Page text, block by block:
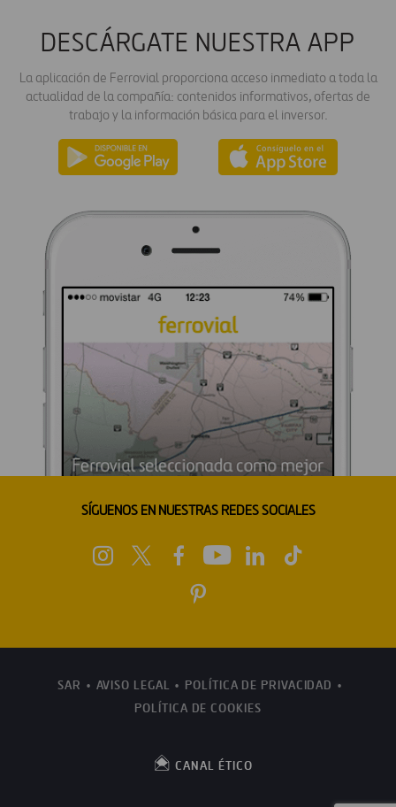
DESCÁRGATE NUESTRA APP
La aplicación de Ferrovial proporciona acceso inmediato a toda la
actualidad de la compañía: contenidos informativos, ofertas de
trabajo y la información básica para el inversor.
SÍGUENOS EN NUESTRAS REDES SOCIALES
SAR AVISO LEGAL
POLÍTICA DE PRIVACIDAD
POLÍTICA DE COOKIES
CANAL ÉTICO